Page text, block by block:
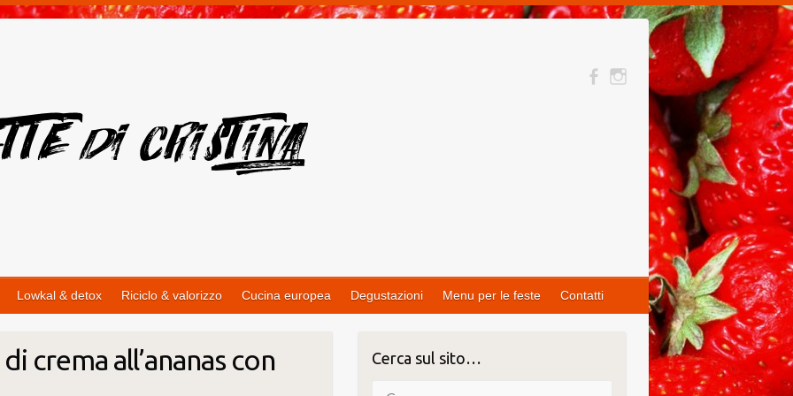
Lowkal & detox Riciclo & valorizzo Cucina europea Degustazioni Menu per le feste Contatti
crema all’ananas con
Cerca sul sito…
Cerca